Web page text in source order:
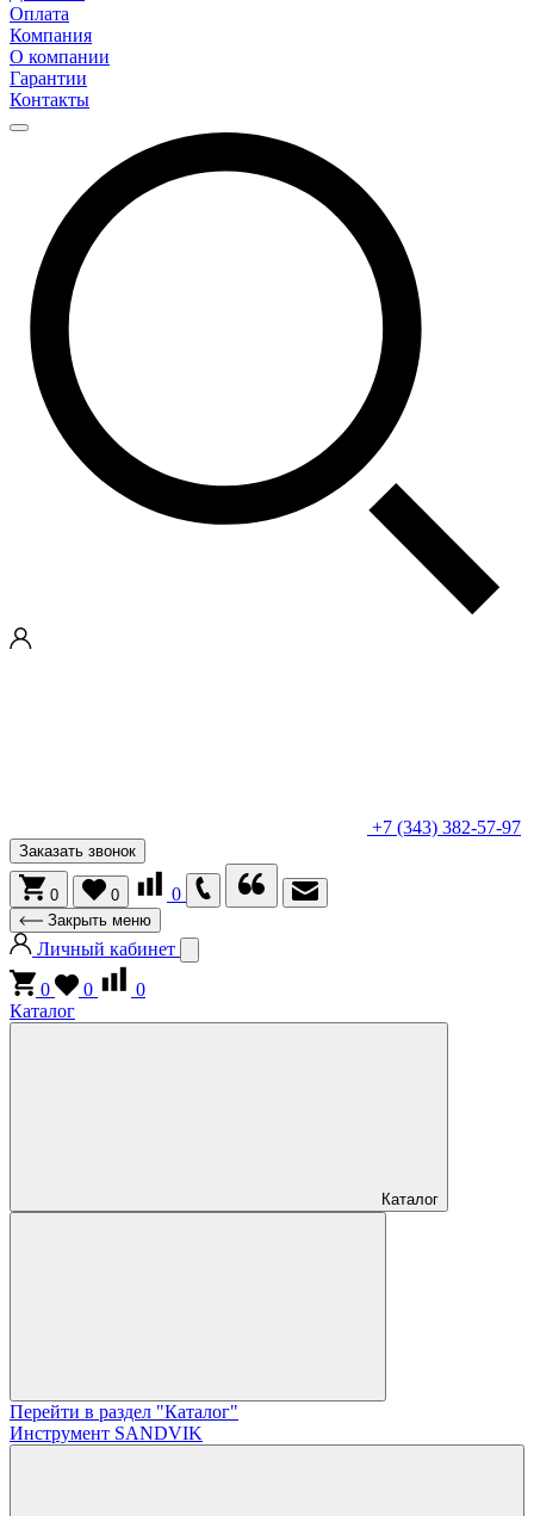
Оплата
Компания
О компании
Гарантии
Контакты
+7 (343) 382-57-97
Заказать звонок
0 0 0
Закрыть меню
Личный кабинет
0
0
0
Каталог
Каталог
Перейти в раздел "Каталог"
Инструмент SANDVIK